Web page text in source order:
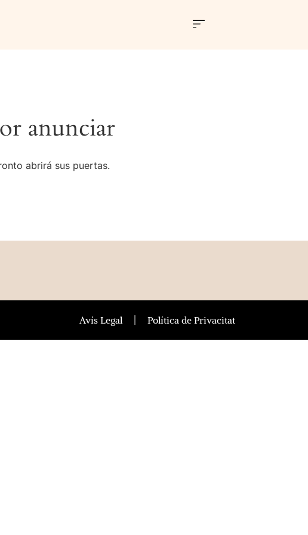
anunciar
abrirá sus puertas.
Avís Legal Política de Privacitat